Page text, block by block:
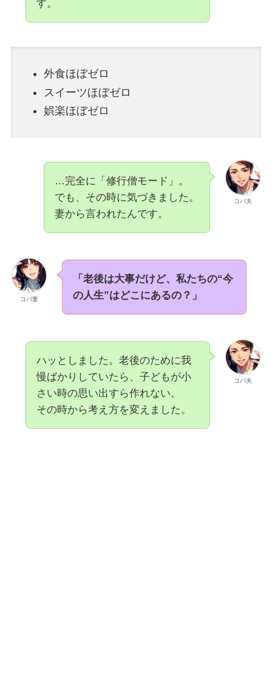
す。
外食ほぼゼロ
スイーツほぼゼロ
娯楽ほぼゼロ
コバ夫
…完全に「修行僧モード」。
でも、その時に気づきました。
妻から言われたんです。
コバ妻
「老後は大事だけど、私たちの“今
の人生”はどこにあるの？」
コバ夫
ハッとしました。老後のために我
慢ばかりしていたら、子どもが小
さい時の思い出すら作れない。
その時から考え方を変えました。